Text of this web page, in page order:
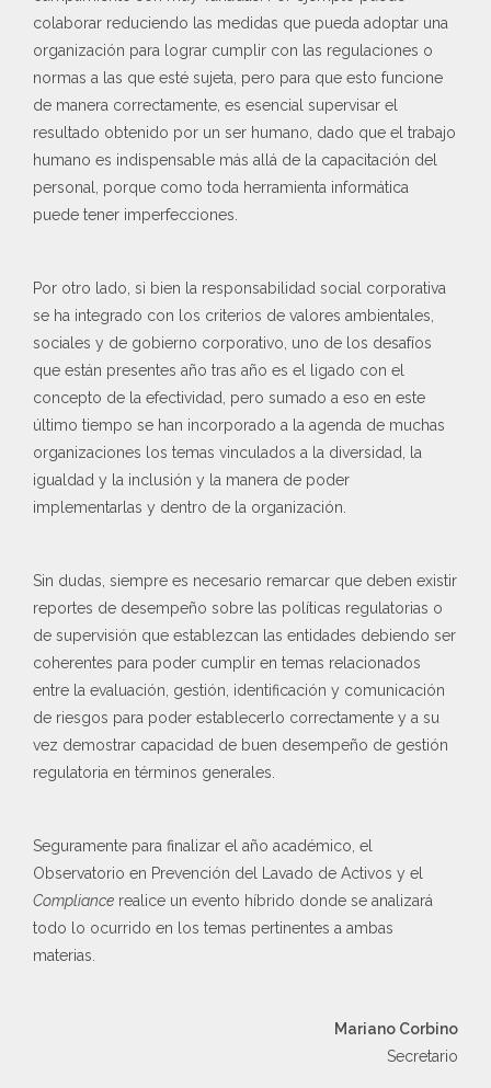
colaborar reduciendo las medidas que pueda adoptar una
organización para lograr cumplir con las regulaciones o
normas a las que esté sujeta, pero para que esto funcione
de manera correctamente, es esencial supervisar el
resultado obtenido por un ser humano, dado que el trabajo
humano es indispensable más allá de la capacitación del
personal, porque como toda herramienta informática
puede tener imperfecciones.
Por otro lado, si bien la responsabilidad social corporativa
se ha integrado con los criterios de valores ambientales,
sociales y de gobierno corporativo, uno de los desafíos
que están presentes año tras año es el ligado con el
concepto de la efectividad, pero sumado a eso en este
último tiempo se han incorporado a la agenda de muchas
organizaciones los temas vinculados a la diversidad, la
igualdad y la inclusión y la manera de poder
implementarlas y dentro de la organización.
Sin dudas, siempre es necesario remarcar que deben existir
reportes de desempeño sobre las políticas regulatorias o
de supervisión que establezcan las entidades debiendo ser
coherentes para poder cumplir en temas relacionados
entre la evaluación, gestión, identificación y comunicación
de riesgos para poder establecerlo correctamente y a su
vez demostrar capacidad de buen desempeño de gestión
regulatoria en términos generales.
Seguramente para finalizar el año académico, el
Observatorio en Prevención del Lavado de Activos y el
Compliance realice un evento híbrido donde se analizará
todo lo ocurrido en los temas pertinentes a ambas
materias.
Mariano Corbino
Secretario